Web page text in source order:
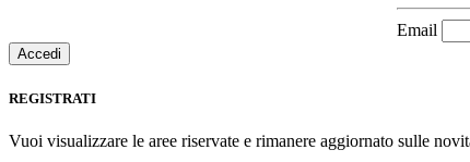
Email
REGISTRATI
Vuoi visualizzare le aree riservate e rimanere aggiornato sulle